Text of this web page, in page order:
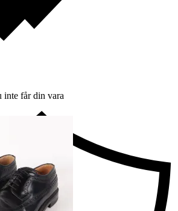
inte får din vara